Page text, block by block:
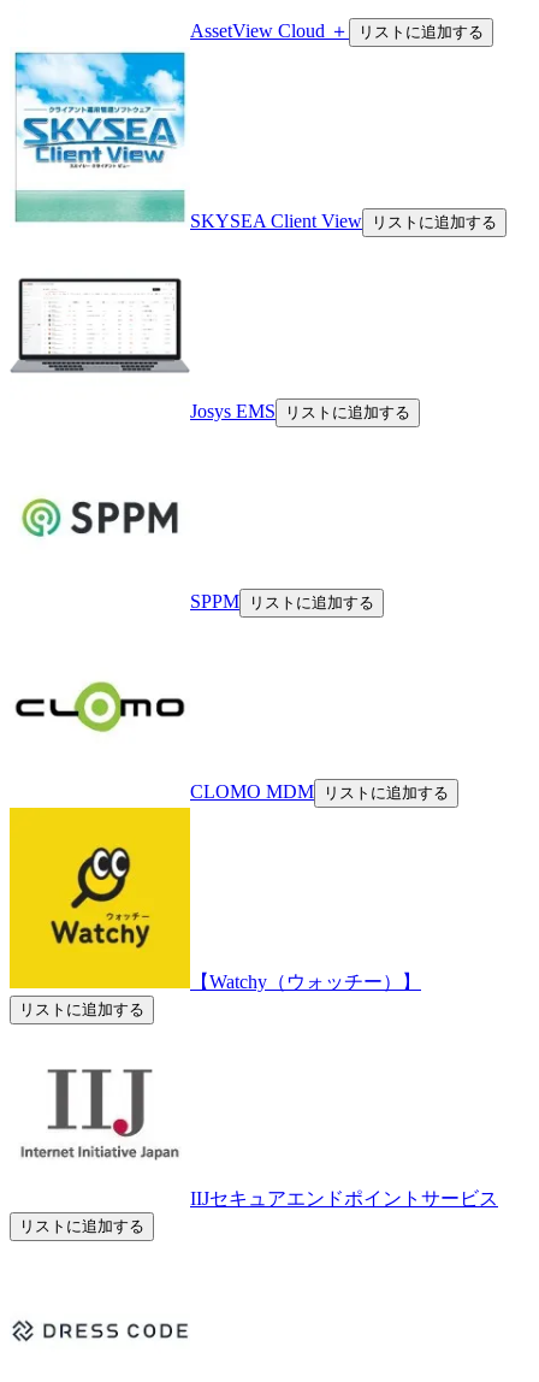
AssetView Cloud ＋ リストに追加する
SKYSEA Client View リストに追加する
Josys EMS リストに追加する
SPPM リストに追加する
CLOMO MDM リストに追加する
【Watchy（ウォッチー）】
リストに追加する
IIJセキュアエンドポイントサービス
リストに追加する